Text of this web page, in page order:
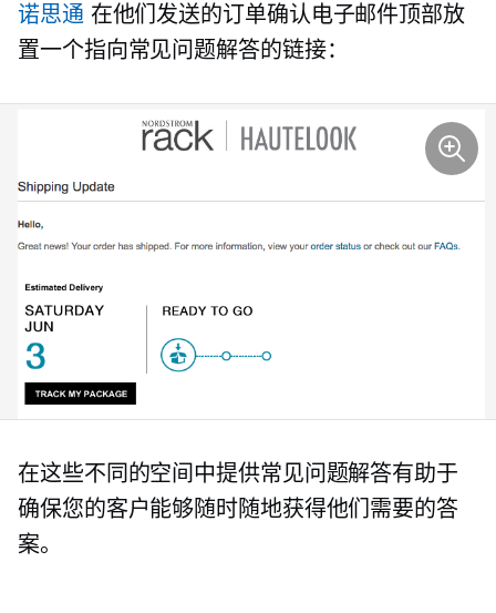
诺思通 在他们发送的订单确认电子邮件顶部放
置一个指向常见问题解答的链接：
在这些不同的空间中提供常见问题解答有助于
确保您的客户能够随时随地获得他们需要的答
案。